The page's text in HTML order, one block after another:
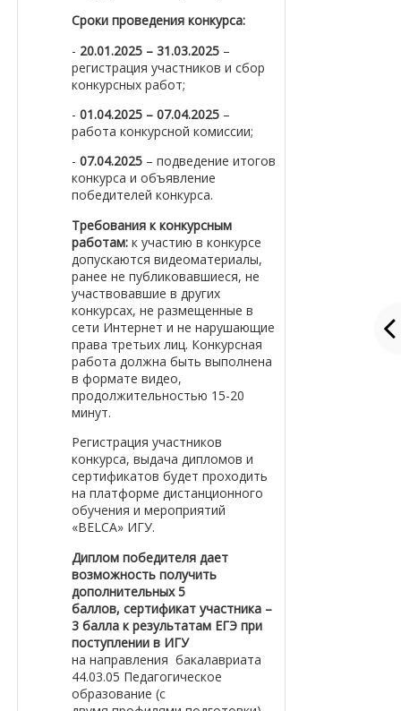
Сроки проведения конкурса:
- 20.01.2025 – 31.03.2025–
регистрация участников и сбор
конкурсных работ;
- 01.04.2025 – 07.04.2025–
работа конкурсной комиссии;
- 07.04.2025– подведение итогов
конкурса и объявление
победителей конкурса.
Требования к конкурсным
работам:к участию в конкурсе
допускаются видеоматериалы,
ранее не публиковавшиеся, не
участвовавшие в других
конкурсах, не размещенные в
сети Интернет и не нарушающие
права третьих лиц. Конкурсная
работа должна быть выполнена
в формате видео,
продолжительностью 15-20
минут.
Регистрация участников
конкурса, выдача дипломов и
сертификатов будет проходить
на платформе дистанционного
обучения и мероприятий
«BELCA» ИГУ.
Диплом победителя дает
возможность получить
дополнительных 5
баллов, сертификат участника –
3 балла к результатам ЕГЭ при
поступлении в ИГУ
на направления бакалавриата
44.03.05 Педагогическое
образование (с